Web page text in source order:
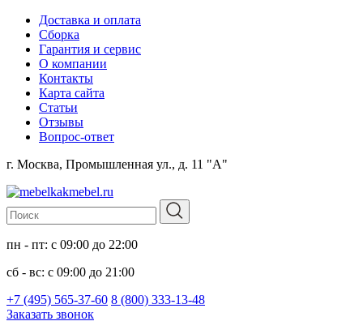
Доставка и оплата
Сборка
Гарантия и сервис
О компании
Контакты
Карта сайта
Статьи
Отзывы
Вопрос-ответ
г. Москва, Промышленная ул., д. 11 "А"
пн - пт: с 09:00 до 22:00
сб - вс: с 09:00 до 21:00
+7 (495) 565-37-60 8 (800) 333-13-48
Заказать звонок